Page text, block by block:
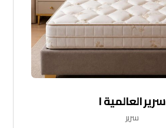
سرير العالمية ١
سرير